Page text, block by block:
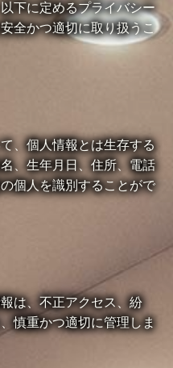
下に定めるプライバシー
全かつ適切に取り扱うこ
、個人情報とは生存する
、生年月日、住所、電話
個人を識別することがで
は、不正アクセス、紛
慎重かつ適切に管理しま